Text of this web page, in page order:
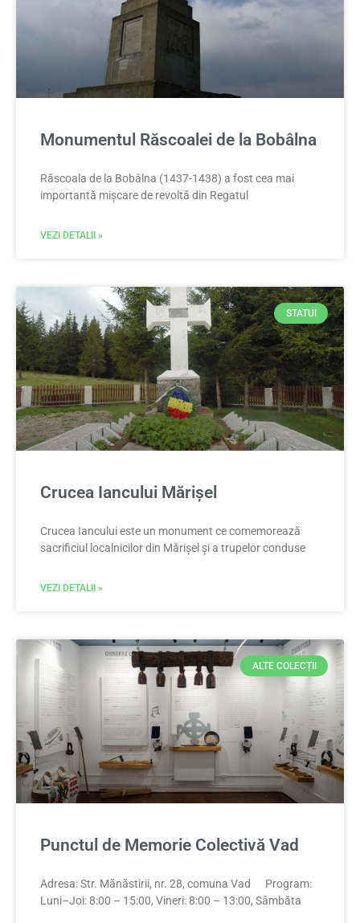
Monumentul Răscoalei de la Bobâlna
Răscoala de la Bobâlna (1437-1438) a fost cea mai
importantă mișcare de revoltă din Regatul
VEZI DETALII »
STATUI
Crucea Iancului Mărișel
Crucea Iancului este un monument ce comemorează
sacrificiul localnicilor din Mărișel și a trupelor conduse
VEZI DETALII »
ALTE COLECȚII
Punctul de Memorie Colectivă Vad
Adresa: Str. Mănăstirii, nr. 28, comuna Vad Program:
Luni–Joi: 8:00 – 15:00, Vineri: 8:00 – 13:00, Sâmbăta